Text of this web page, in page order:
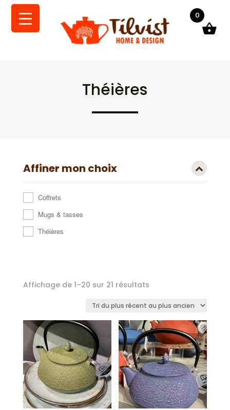
Théières
Affiner mon choix
Coffrets
Mugs & tasses
Théières
Affichage de 1–20 sur 21 résultatsTrié
plus
récent
au
plus
ancien
0